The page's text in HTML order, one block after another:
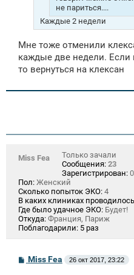
не париться....
Каждые 2 недели
Мне тоже отменили
каждые две недели. Если
то вернуться на клексан
Miss Fea
Только зачали
Сообщения: 23
Зарегистрирован:
Пол: Женский
Сколько попыток ЭКО: 4
В каких клиниках
Где было удачное ЭКО: Будет!
Откуда: Франция, Париж
Поблагодарили: 5 раз
СMiss Fea 26 окт 2017, 23:22